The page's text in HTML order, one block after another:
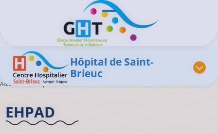
Ouvrir/Fermer le menu
Hôpital de Saint-
Brieuc
Accueil GHT>Hôpital de Saint-Brieuc
EHPAD
Panneau de gestion des cookies